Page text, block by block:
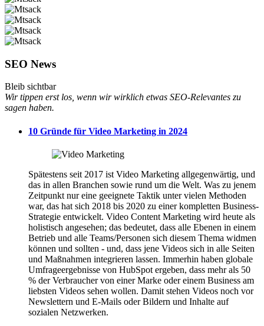
SEO News
Bleib sichtbar
Wir tippen erst los, wenn wir wirklich etwas SEO-Relevantes zu
sagen haben.
10 Gründe für Video Marketing in 2024
Spätestens seit 2017 ist Video Marketing allgegenwärtig, und
das in allen Branchen sowie rund um die Welt. Was zu jenem
Zeitpunkt nur eine geeignete Taktik unter vielen Methoden
war, das hat sich 2018 bis 2020 zu einer kompletten Business-
Strategie entwickelt. Video Content Marketing wird heute als
holistisch angesehen; das bedeutet, dass alle Ebenen in einem
Betrieb und alle Teams/Personen sich diesem Thema widmen
können und sollten - und, dass jene Videos sich in alle Seiten
und Maßnahmen integrieren lassen. Immerhin haben globale
Umfrageergebnisse von HubSpot ergeben, dass mehr als 50
% der Verbraucher von einer Marke oder einem Business am
liebsten Videos sehen wollen. Damit stehen Videos noch vor
Newslettern und E-Mails oder Bildern und Inhalte auf
sozialen Netzwerken.